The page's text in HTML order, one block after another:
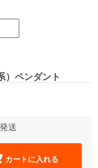
）ペンダント
発送
カートに入れる